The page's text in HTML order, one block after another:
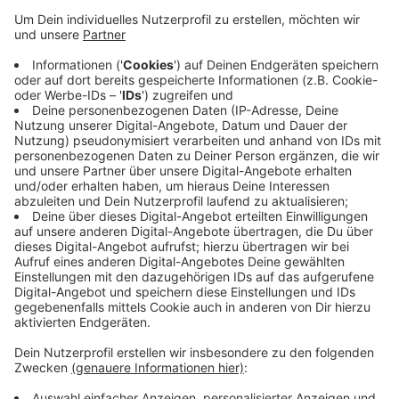
Anzeige
Der Verein „Run & Ride for Reading“
Schulen sogenannte Leseclubs ein. Gemeint sind
Räume in Schulen, in denen Kinder in ihrer Freizeit lesen
können, denn viele Kinder aus sozial schwächeren
Familien haben zu Hause nicht die Möglichkeit. 100
Leseclubs gibt es bereits im Raum Köln-Bonn, 150
müssen laut „Run & Ride for Reading“ noch folgen.
Deshalb bittet der Verein um Mithilfe durch Spenden.
Anzeige